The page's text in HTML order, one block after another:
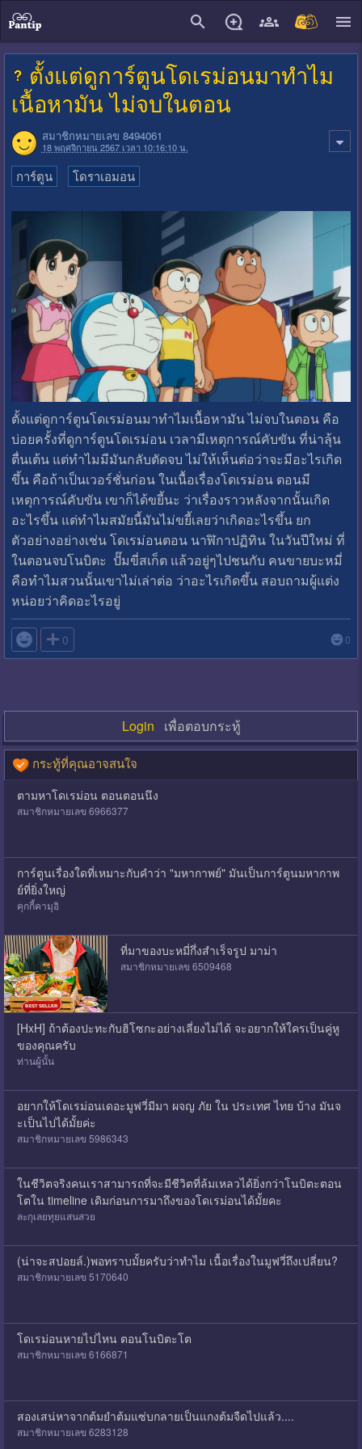
ตั้งแต่ดูการ์ตูนโดเรม่อนมาทำไม
เนื้อหามัน ไม่จบในตอน
สมาชิกหมายเลข 8494061
18 พฤศจิกายน 2567 เวลา 10:16:10 น.
การ์ตูน โดราเอมอน
ตั้งแต่ดูการ์ตูนโดเรม่อนมาทำไมเนื้อหามัน ไม่จบในตอน คือ
บ่อยครั้งที่ดูการ์ตูนโดเรม่อน เวลามีเหตุการณ์คับขัน ที่น่าลุ้น
ตื่นเต้น แต่ทำไมมีมันกลับตัดจบ ไม่ให้เห็นต่อว่าจะมีอะไรเกิด
ขึ้น คือถ้าเป็นเวอร์ชั่นก่อน ในเนื้อเรื่องโดเรม่อน ตอนมี
เหตุการณ์คับขัน เขาก็ได้ขยี้นะ ว่าเรื่องราวหลังจากนั้นเกิด
อะไรขึ้น แต่ทำไมสมัยนี้มันไม่ขยี้เลยว่าเกิดอะไรขึ้น ยก
ตัวอย่างอย่างเช่น โดเรม่อนตอน นาฬิกาปฏิทิน ในวันปีใหม่ ที่
ในตอนจบโนบิตะ ปั๊มขี่สเก็ต แล้วอยู่ๆไปชนกับ คนขายบะหมี่
คือทำไมสวนนั้นเขาไม่เล่าต่อ ว่าอะไรเกิดขึ้น สอบถามผู้แต่ง
หน่อยว่าคิดอะไรอยู่
 0 0
Login เพื่อตอบกระทู้
กระทู้ที่คุณอาจสนใจ
ตามหาโดเรม่อน ตอนตอนนึง
สมาชิกหมายเลข 6966377
การ์ตูนเรื่องใดที่เหมาะกับคำว่า "มหากาพย์" มันเป็นการ์ตูนมหากาพ
ย์ที่ยิ่งใหญ่
คุกกี้คามุอิ
ที่มาของบะหมี่กึ่งสำเร็จรูป มาม่า
สมาชิกหมายเลข 6509468
[HxH] ถ้าต้องปะทะกับฮิโซกะอย่างเลี่ยงไม่ได้ จะอยากให้ใครเป็นคู่หู
ของคุณครับ
ท่านผู้นั้น
อยากให้โดเรม่อนเดอะมูฟวี่มีมา ผจญ ภัย ใน ประเทศ ไทย บ้าง มันจ
ะเป็นไปได้มั้ยค่ะ
สมาชิกหมายเลข 5986343
ในชีวิตจริงคนเราสามารถที่จะมีชีวิตที่ล้มเหลวได้ยิ่งกว่าโนบิตะตอน
โตใน timeline เดิมก่อนการมาถึงของโดเรม่อนได้มั้ยคะ
ละกุเลยทุยแสนสวย
(น่าจะสปอยล์.)พอทราบมั้ยครับว่าทำไม เนื้อเรื่องในมูฟวี่ถึงเปลี่ยน?
สมาชิกหมายเลข 5170640
โดเรม่อนหายไปไหน ตอนโนบิตะโต
สมาชิกหมายเลข 6166871
สองเสน่หา​จากต้มยำต้มแซ่บกลายเป็นแกงต้มจืดไปแล้ว....
สมาชิกหมายเลข 6283128
close